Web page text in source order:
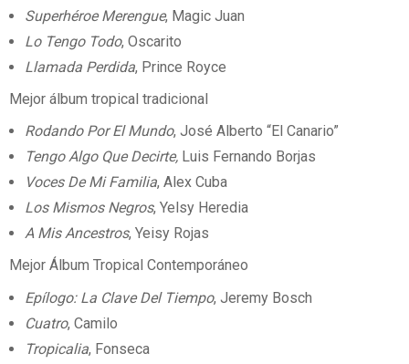
Superhéroe Merengue, Magic Juan
Lo Tengo Todo, Oscarito
Llamada Perdida, Prince Royce
Mejor álbum tropical tradicional
Rodando Por El Mundo, José Alberto “El Canario”
Tengo Algo Que Decirte, Luis Fernando Borjas
Voces De Mi Familia, Alex Cuba
Los Mismos Negros, Yelsy Heredia
A Mis Ancestros, Yeisy Rojas
Mejor Álbum Tropical Contemporáneo
Epílogo: La Clave Del Tiempo, Jeremy Bosch
Cuatro, Camilo
Tropicalia, Fonseca